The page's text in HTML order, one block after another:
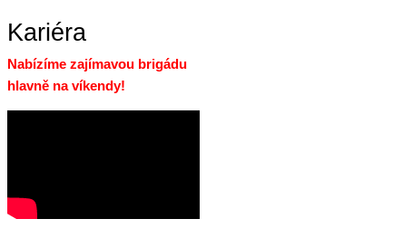
Kariéra
Nabízíme zajímavou brigádu
hlavně na víkendy!